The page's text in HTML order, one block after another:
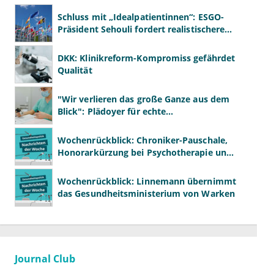
Schluss mit „Idealpatientinnen“: ESGO-
Präsident Sehouli fordert realistischere
DKK: Klinikreform-Kompromiss gefährdet
Qualität
"Wir verlieren das große Ganze aus dem
Blick": Plädoyer für echte
Wochenrückblick: Chroniker-Pauschale,
Honorarkürzung bei Psychotherapie und
Wochenrückblick: Linnemann übernimmt
das Gesundheitsministerium von Warken
Journal Club